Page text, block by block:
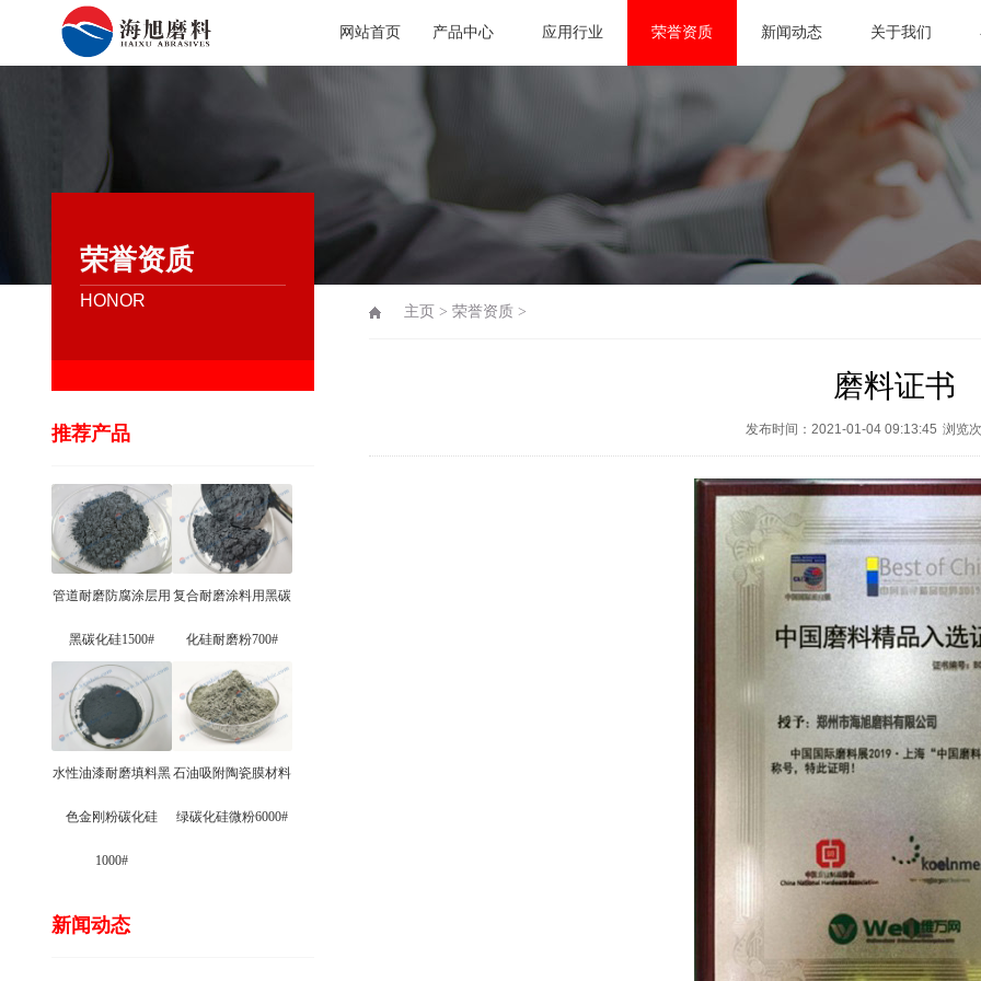
网站首页 产品中心 应用行业 荣誉资质 新闻动态 关于我们
荣誉资质
HONOR
推荐产品
管道耐磨防腐涂层用
黑碳化硅1500#
复合耐磨涂料用黑碳
化硅耐磨粉700#
水性油漆耐磨填料黑
色金刚粉碳化硅
1000#
石油吸附陶瓷膜材料
绿碳化硅微粉6000#
新闻动态
主页 > 荣誉资质 >
磨料证书
发布时间：2021-01-04 09:13:45 浏览